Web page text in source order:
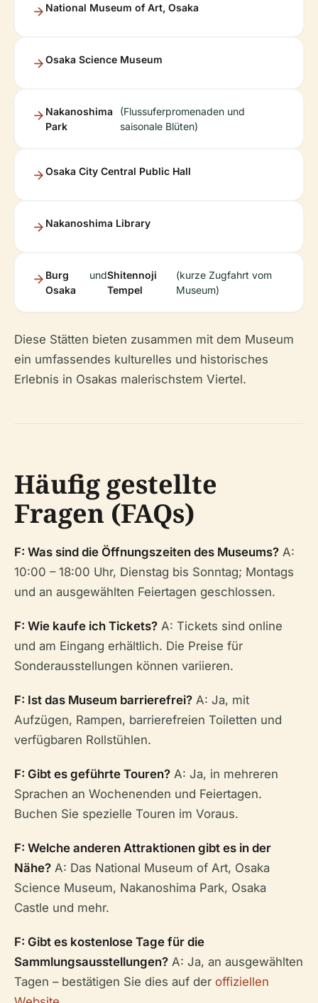
National Museum of Art, Osaka
Osaka Science Museum
Nakanoshima
Park
(Flussuferpromenaden und
saisonale Blüten)
Osaka City Central Public Hall
Nakanoshima Library
Burg
Osaka
undShitennoji
Tempel
(kurze Zugfahrt vom
Museum)
Diese Stätten bieten zusammen mit dem Museum
ein umfassendes kulturelles und historisches
Erlebnis in Osakas malerischstem Viertel.
Häufig gestellte
Fragen (FAQs)
F: Was sind die Öffnungszeiten des Museums? A:
10:00 – 18:00 Uhr, Dienstag bis Sonntag; Montags
und an ausgewählten Feiertagen geschlossen.
F: Wie kaufe ich Tickets? A: Tickets sind online
und am Eingang erhältlich. Die Preise für
Sonderausstellungen können variieren.
F: Ist das Museum barrierefrei? A: Ja, mit
Aufzügen, Rampen, barrierefreien Toiletten und
verfügbaren Rollstühlen.
F: Gibt es geführte Touren? A: Ja, in mehreren
Sprachen an Wochenenden und Feiertagen.
Buchen Sie spezielle Touren im Voraus.
F: Welche anderen Attraktionen gibt es in der
Nähe? A: Das National Museum of Art, Osaka
Science Museum, Nakanoshima Park, Osaka
Castle und mehr.
F: Gibt es kostenlose Tage für die
Sammlungsausstellungen? A: Ja, an ausgewählten
Tagen – bestätigen Sie dies auf der offiziellen